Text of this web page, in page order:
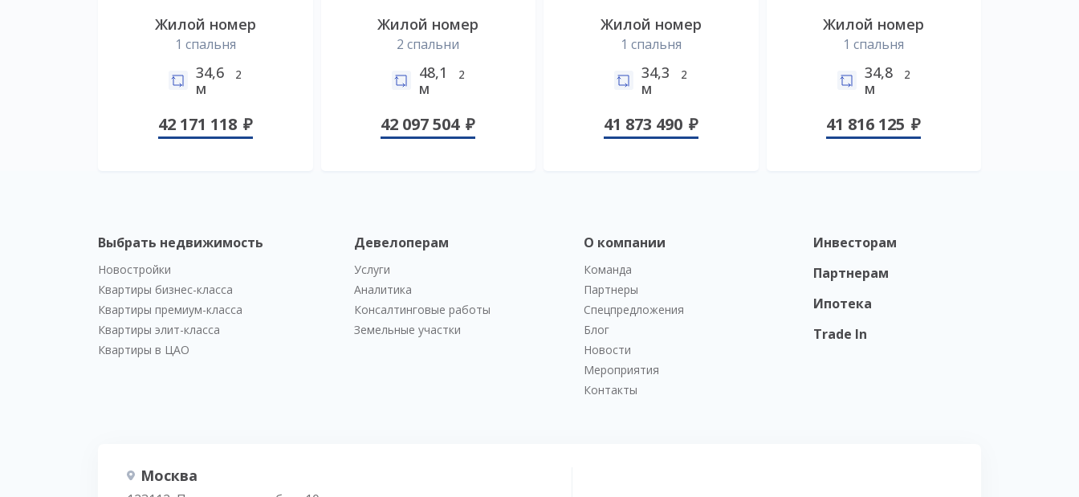
Жилой номер
1 спальня
34,6
м
2
42 171 118
Жилой номер
2 спальни
48,1
м
2
42 097 504
Жилой номер
1 спальня
34,3
м
2
41 873 490
Жилой номер
1 спальня
34,8
м
2
41 816 125
Выбрать недвижимость
Новостройки
Квартиры бизнес-класса
Квартиры премиум-класса
Квартиры элит-класса
Квартиры в ЦАО
Девелоперам
Услуги
Аналитика
Консалтинговые работы
Земельные участки
О компании
Команда
Партнеры
Спецпредложения
Блог
Новости
Мероприятия
Контакты
Инвесторам
Партнерам
Ипотека
Trade In
Москва